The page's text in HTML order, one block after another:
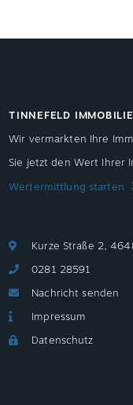
TINNEFELD
Wir vermarkten Ihre
Sie jetzt den Wert Ihrer
Wertermittlung starten
Kurze Straße 2,
0281 28591
Nachricht senden
Impressum
Datenschutz